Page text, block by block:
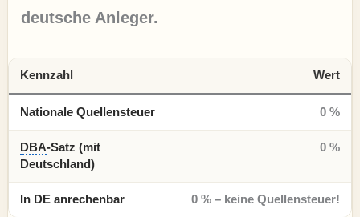
deutsche Anleger.
Kennzahl Wert
Nationale Quellensteuer 0 %
DBA-Satz (mit
Deutschland)
0 %
In DE anrechenbar 0 % – keine Quellensteuer!